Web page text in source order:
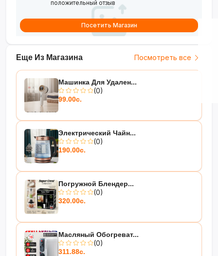
Еще Из Магазина Посмотреть все
Машинка Для Удален...
(0)
99.00с.
Электрический Чайн...
(0)
190.00с.
Погружной Блендер...
(0)
320.00с.
Масляный Обогреват...
(0)
311.88с.
положительный отзыв
Посетить Магазин